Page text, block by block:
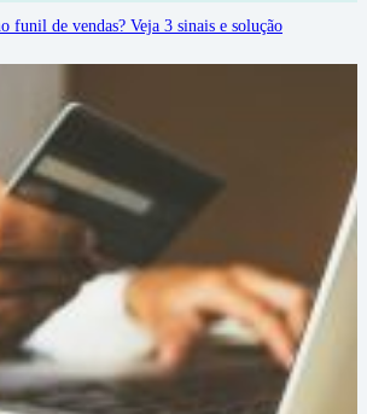
funil de vendas? Veja 3 sinais e solução